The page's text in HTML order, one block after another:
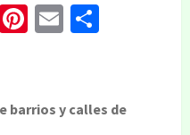
LinkedIn
Pinterest
Email
barrios y calles de